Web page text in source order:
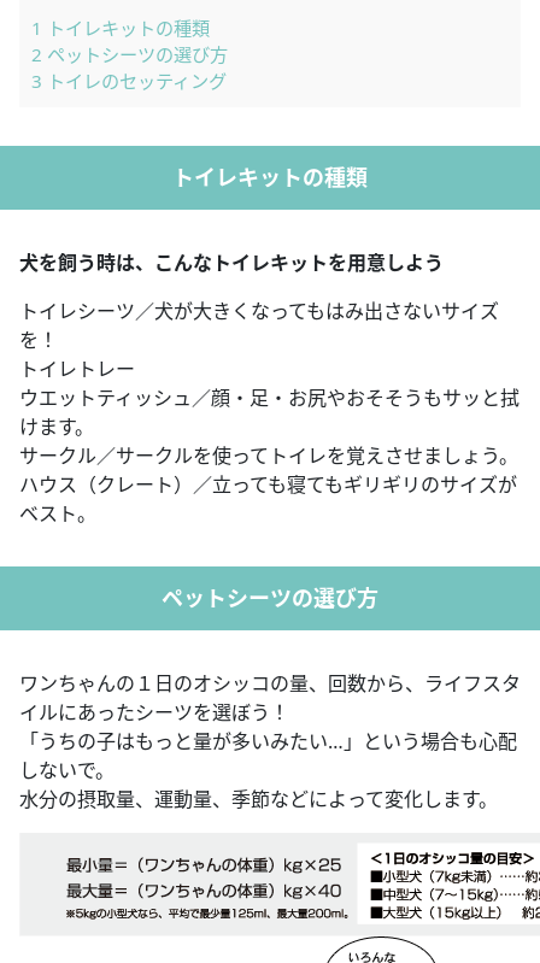
1 トイレキットの種類
2 ペットシーツの選び方
3 トイレのセッティング
トイレキットの種類
犬を飼う時は、こんなトイレキットを用意しよう
トイレシーツ／犬が大きくなってもはみ出さないサイズ
を！
トイレトレー
ウエットティッシュ／顔・足・お尻やおそそうもサッと拭
けます。
サークル／サークルを使ってトイレを覚えさせましょう。
ハウス（クレート）／立っても寝てもギリギリのサイズが
ベスト。
ペットシーツの選び方
ワンちゃんの１日のオシッコの量、回数から、ライフスタ
イルにあったシーツを選ぼう！
「うちの子はもっと量が多いみたい…」という場合も心配
しないで。
水分の摂取量、運動量、季節などによって変化します。